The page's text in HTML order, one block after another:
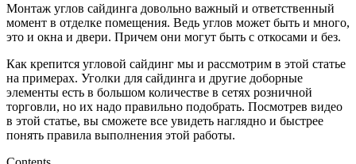
Монтаж углов сайдинга довольно важный и ответственный
момент в отделке помещения. Ведь углов может быть и много,
это и окна и двери. Причем они могут быть с откосами и без.
Как крепится угловой сайдинг мы и рассмотрим в этой статье
на примерах. Уголки для сайдинга и другие доборные
элементы есть в большом количестве в сетях розничной
торговли, но их надо правильно подобрать. Посмотрев видео
в этой статье, вы сможете все увидеть наглядно и быстрее
понять правила выполнения этой работы.